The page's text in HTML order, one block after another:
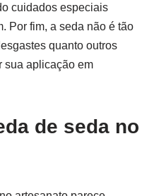
cuidados especiais
Por fim, a seda não é tão
quanto outros
sua aplicação em
de seda no